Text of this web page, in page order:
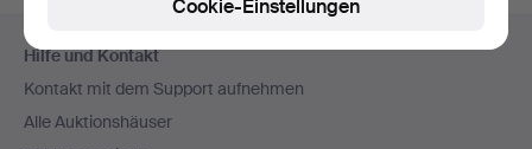
Fußzeilen-
Navigation
Hilfe und Kontakt
Kontakt mit dem Support aufnehmen
Alle Auktionshäuser
Cookie-Einstellungen